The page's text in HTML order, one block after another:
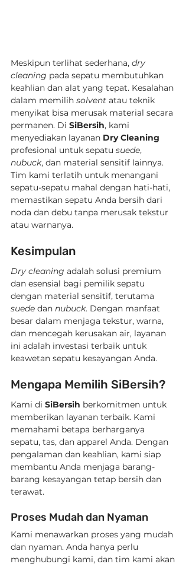
Meskipun terlihat sederhana, dry
cleaning pada sepatu membutuhkan
keahlian dan alat yang tepat. Kesalahan
dalam memilih solvent atau teknik
menyikat bisa merusak material secara
permanen. Di SiBersih, kami
menyediakan layanan Dry Cleaning
profesional untuk sepatu suede,
nubuck, dan material sensitif lainnya.
Tim kami terlatih untuk menangani
sepatu-sepatu mahal dengan hati-hati,
memastikan sepatu Anda bersih dari
noda dan debu tanpa merusak tekstur
atau warnanya.
Kesimpulan
Dry cleaning adalah solusi premium
dan esensial bagi pemilik sepatu
dengan material sensitif, terutama
suede dan nubuck. Dengan manfaat
besar dalam menjaga tekstur, warna,
dan mencegah kerusakan air, layanan
ini adalah investasi terbaik untuk
keawetan sepatu kesayangan Anda.
Mengapa Memilih SiBersih?
Kami di SiBersih berkomitmen untuk
memberikan layanan terbaik. Kami
memahami betapa berharganya
sepatu, tas, dan apparel Anda. Dengan
pengalaman dan keahlian, kami siap
membantu Anda menjaga barang-
barang kesayangan tetap bersih dan
terawat.
Proses Mudah dan Nyaman
Kami menawarkan proses yang mudah
dan nyaman. Anda hanya perlu
menghubungi kami, dan tim kami akan